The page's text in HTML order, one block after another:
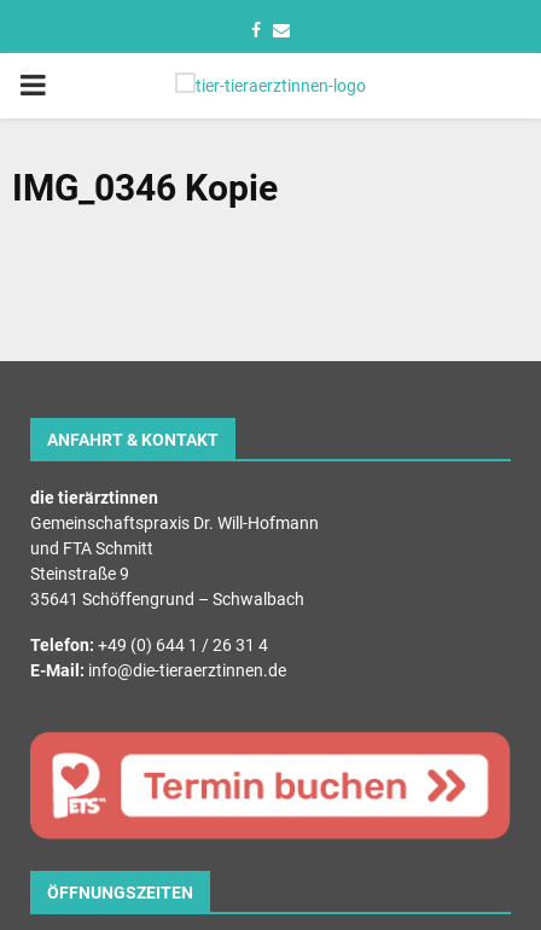
IMG_0346 Kopie
ANFAHRT & KONTAKT
die tierärztinnen
Gemeinschaftspraxis Dr. Will-Hofmann
und FTA Schmitt
Steinstraße 9
35641 Schöffengrund – Schwalbach
Telefon: +49 (0) 644 1 / 26 31 4
E-Mail: info@die-tieraerztinnen.de
ÖFFNUNGSZEITEN